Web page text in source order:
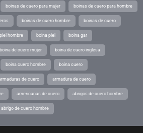
boinas de cuero para mujer boinas de cuero para hombre
boinas de cuero hombre boinas de cuero
hombre boina piel boina gar
boina de cuero mujer boina de cuero inglesa
boina cuero hombre boina cuero
de cuero armadura de cuero
americanas de cuero abrigos de cuero hombre
abrigo de cuero hombre